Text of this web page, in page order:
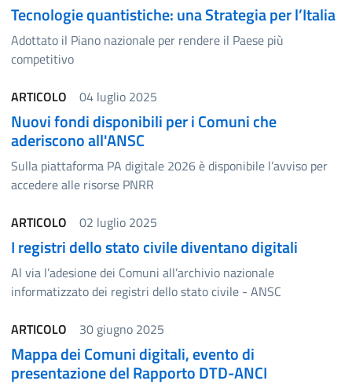
Tecnologie quantistiche: una Strategia per l’Italia
Adottato il Piano nazionale per rendere il Paese più
competitivo
ARTICOLO
04 luglio 2025
Nuovi fondi disponibili per i Comuni che
aderiscono all'ANSC
Sulla piattaforma PA digitale 2026 è disponibile l’avviso per
accedere alle risorse PNRR
ARTICOLO
02 luglio 2025
I registri dello stato civile diventano digitali
Al via l’adesione dei Comuni all’archivio nazionale
informatizzato dei registri dello stato civile - ANSC
ARTICOLO
30 giugno 2025
Mappa dei Comuni digitali, evento di
presentazione del Rapporto DTD-ANCI